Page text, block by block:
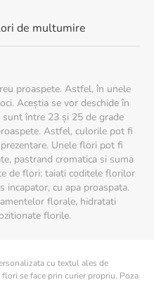
de multumire
proaspete. Astfel, în unele
Aceștia se vor deschide în
sunt între 23 și 25 de grade
Astfel, culorile pot fi
Unele flori pot fi
pastrand cromatica si suma
de flori: taiati coditele florilor
incapator, cu apa proaspata.
florale, hidratati
florile.
cu textul ales de
se face prin curier propriu. Poza